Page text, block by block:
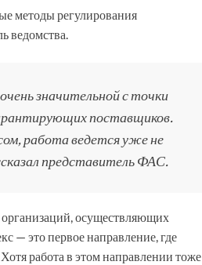
методы регулирования
ведомства.
значительной с точки
поставщиков.
работа ведется уже не
представитель ФАС.
организаций, осуществляющих
— это первое направление, где
работа в этом направлении тоже